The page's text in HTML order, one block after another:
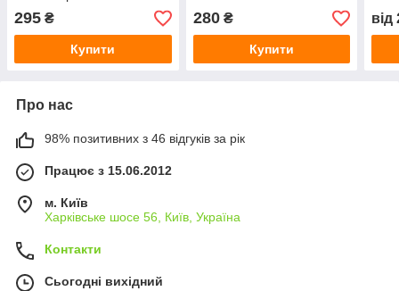
295 ₴
Купити
280₴
Купити
від
Про нас
98% позитивних з 46 відгуків за рік
Працює з 15.06.2012
м. Київ
Харківське шосе 56, Київ, Україна
Контакти
Сьогодні вихідний